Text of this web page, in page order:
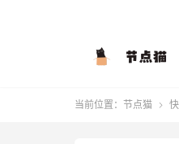
当前位置： 节点猫 